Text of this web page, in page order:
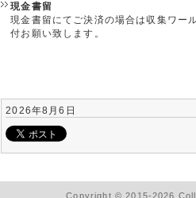
現金書留
現金書留にてご決済の場合は収集ワー
付お願い致します。
2026年8月6日
Copyright © 2015-2026